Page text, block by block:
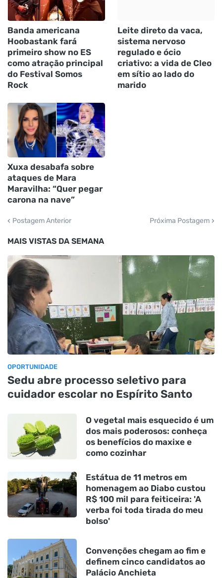
Banda americana
Hoobastank fará
primeiro show no ES
como atração principal
do Festival Somos
Rock
Leite direto da vaca,
sistema nervoso
regulado e ócio
criativo: a vida de Cleo
em sítio ao lado do
marido
Xuxa desabafa sobre
ataques de Mara
Maravilha: “Quer pegar
carona na nave”
Postagem Anterior Próxima Postagem
MAIS VISTAS DA SEMANA
OPORTUNIDADE
Sedu abre processo seletivo para
cuidador escolar no Espírito Santo
O vegetal mais esquecido é um
dos mais poderosos: conheça
os benefícios do maxixe e
como cozinhar
Estátua de 11 metros em
homenagem ao Diabo custou
R$ 100 mil para feiticeira: 'A
verba foi toda tirada do meu
bolso'
Convenções chegam ao fim e
definem cinco candidatos ao
Palácio Anchieta